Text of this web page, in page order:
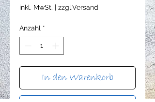
inkl. MwSt. | zzgl.Versand
Anzahl *
In den Warenkorb